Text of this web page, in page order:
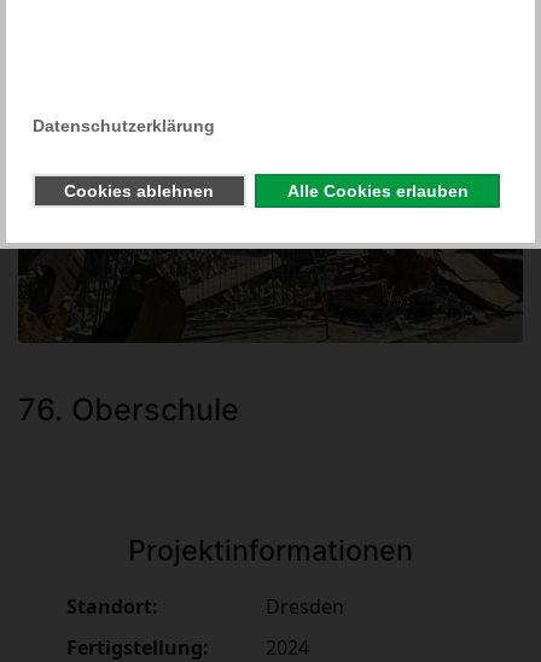
76. Oberschule
Projektinformationen
Standort:
Dresden
Fertigstellung:
2024